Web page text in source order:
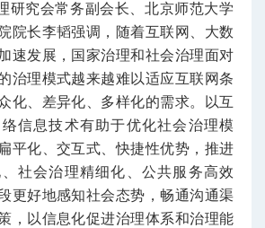
研究会常务副会长、北京师范大学
院长李韬强调，随着互联网、大数
速发展，国家治理和社会治理面对
治理模式越来越难以适应互联网条
化、差异化、多样化的需求。以互
信息技术有助于优化社会治理模
平化、交互式、快捷性优势，推进
社会治理精细化、公共服务高效
更好地感知社会态势，畅通沟通渠
，以信息化促进治理体系和治理能